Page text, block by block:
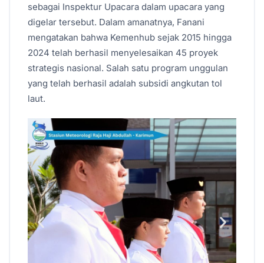
sebagai Inspektur Upacara dalam upacara yang
digelar tersebut. Dalam amanatnya, Fanani
mengatakan bahwa Kemenhub sejak 2015 hingga
2024 telah berhasil menyelesaikan 45 proyek
strategis nasional. Salah satu program unggulan
yang telah berhasil adalah subsidi angkutan tol
laut.